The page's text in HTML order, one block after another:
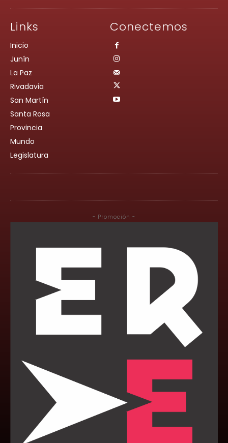
Links
Inicio
Junín
La Paz
Rivadavia
San Martín
Santa Rosa
Provincia
Mundo
Legislatura
Conectemos
- Promoción -